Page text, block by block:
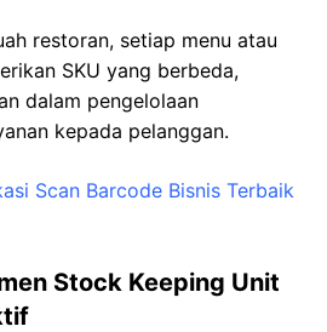
restoran, setiap menu atau
SKU yang berbeda,
dalam pengelolaan
kepada pelanggan.
Scan Barcode Bisnis Terbaik
Stock Keeping Unit